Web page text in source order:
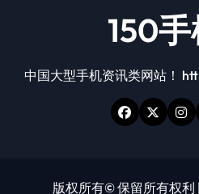
150
中国大型手机资讯类网站！
版权所有© 保留所有权利 |